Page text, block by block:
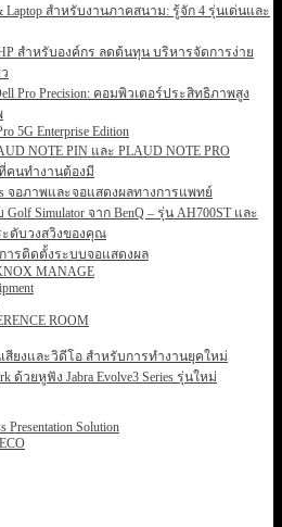
& Laptop สำหรับงานภาคสนาม: รู้จัก 4 รุ่นเด่นและ
สำหรับองค์กร ลดต้นทุน บริหารจัดการง่าย
Pro Precision: คอมพิวเตอร์ประสิทธิภาพสูง
5G Enterprise Edition
NOTE PIN และ PLAUD NOTE PRO
คนทำงานต้องมี
จอภาพและจอแสดงผลทางการแพทย์
Simulator จาก BenQ – รุ่น AH700ST และ
ะดับวงสวิงของคุณ
การติดตั้งระบบจอแสดงผล
MANAGE
ROOM
สียงและวิดีโอ สำหรับการทำงานยุคใหม่
ด้วยหูฟัง Jabra Evolve3 Series รุ่นใหม่
Presentation Solution